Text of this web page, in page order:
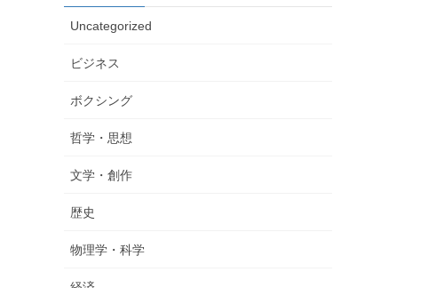
Uncategorized
ビジネス
ボクシング
哲学・思想
文学・創作
歴史
物理学・科学